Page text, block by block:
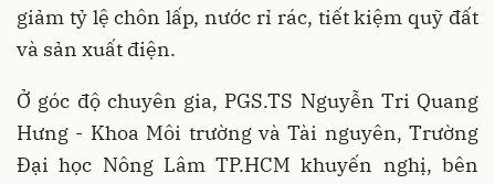
giảm tỷ lệ chôn lấp, nước rỉ rác, tiết kiệm quỹ đất
và sản xuất điện.
Ở góc độ chuyên gia, PGS.TS Nguyễn Tri Quang
Hưng - Khoa Môi trường và Tài nguyên, Trường
Đại học Nông Lâm TP.HCM khuyến nghị, bên